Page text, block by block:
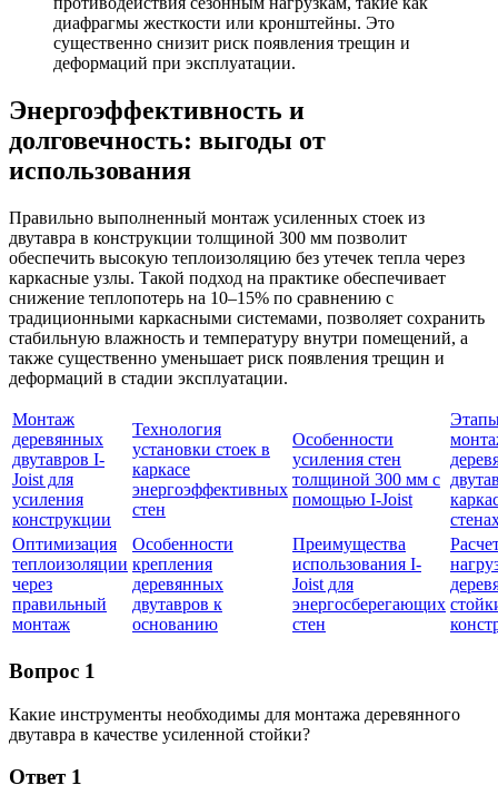
диафрагмы жесткости или кронштейны. Это
существенно снизит риск появления трещин и
деформаций при эксплуатации.
Энергоэффективность и
долговечность: выгоды от
использования
Правильно выполненный монтаж усиленных стоек из
двутавра в конструкции толщиной 300 мм позволит
обеспечить высокую теплоизоляцию без утечек тепла через
каркасные узлы. Такой подход на практике обеспечивает
снижение теплопотерь на 10–15% по сравнению с
традиционными каркасными системами, позволяет сохранить
стабильную влажность и температуру внутри помещений, а
также существенно уменьшает риск появления трещин и
деформаций в стадии эксплуатации.
Монтаж
деревянных
двутавров I-
Joist для
усиления
конструкции
Технология
установки стоек в
каркасе
энергоэффективных
стен
Особенности
усиления стен
толщиной 300 мм с
помощью I-Joist
Оптимизация
теплоизоляции
через
правильный
монтаж
Особенности
крепления
деревянных
двутавров к
основанию
Преимущества
использования I-
Joist для
энергосберегающих
стен
Вопрос 1
Какие инструменты необходимы для монтажа деревянного
двутавра в качестве усиленной стойки?
Ответ 1